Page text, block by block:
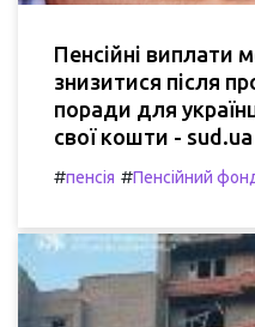
Пенсійні виплати
знизитися після
поради для
свої кошти - sud.ua
#пенсія #Пенсійний